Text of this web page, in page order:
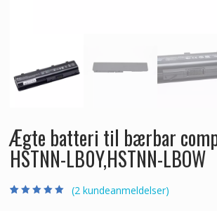
Ægte batteri til bærbar
HSTNN-LB0Y,HSTNN-LBOW
(2 kundeanmeldelser)